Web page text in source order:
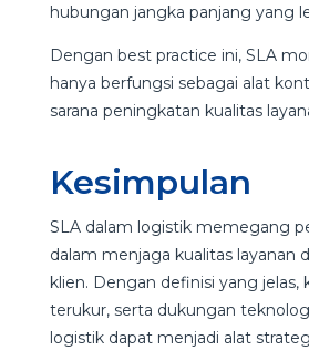
hubungan jangka panjang yang
Dengan best practice ini, SLA
hanya berfungsi sebagai alat
sarana peningkatan kualitas
Kesimpulan
SLA dalam logistik memegang
dalam menjaga kualitas layanan
klien. Dengan definisi yang jelas,
terukur, serta dukungan
logistik dapat menjadi alat